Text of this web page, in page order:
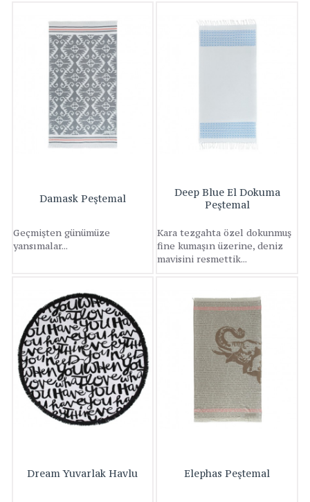
Damask Peştemal
Geçmişten günümüze
yansımalar...
Deep Blue El Dokuma
Peştemal
Kara tezgahta özel dokunmuş
fine kumaşın üzerine, deniz
mavisini resmettik...
Dream Yuvarlak Havlu Elephas Peştemal